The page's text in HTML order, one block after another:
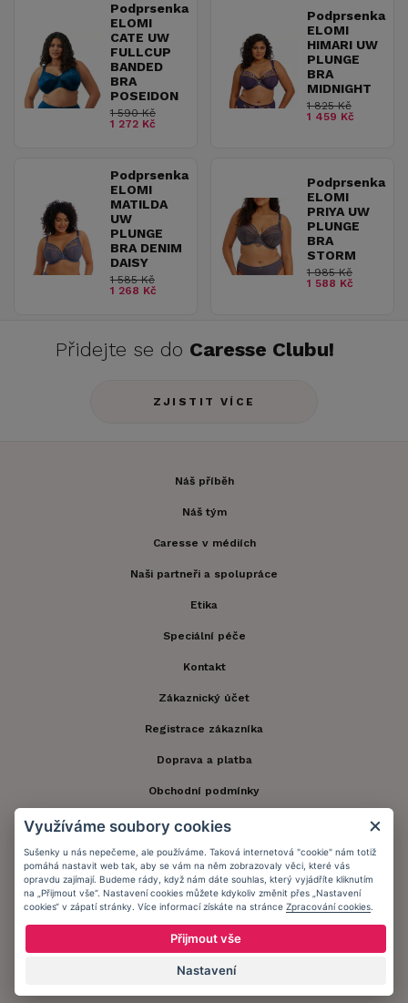
Podprsenka
ELOMI
CATE UW
FULLCUP
BANDED
BRA
POSEIDON
1 590 Kč
1 272 Kč
Podprsenka
ELOMI
HIMARI UW
PLUNGE
BRA
MIDNIGHT
1 825 Kč
1 459 Kč
Podprsenka
ELOMI
MATILDA
UW
PLUNGE
BRA DENIM
DAISY
1 585 Kč
1 268 Kč
Podprsenka
ELOMI
PRIYA UW
PLUNGE
BRA
STORM
1 985 Kč
1 588 Kč
Přidejte se do Caresse Clubu!
ZJISTIT VÍCE
Náš příběh
Náš tým
Caresse v médiích
Naši partneři a spolupráce
Etika
Speciální péče
Kontakt
Zákaznický účet
Registrace zákazníka
Doprava a platba
Obchodní podmínky
Ochrana osobních údajů
Informační memorandum
Zůstaňte s námi v kontaktu.
Využíváme soubory cookies
Sušenky u nás nepečeme, ale používáme. Taková internetová "cookie" nám totiž
pomáhá nastavit web tak, aby se vám na něm zobrazovaly věci, které vás
opravdu zajímají. Budeme rády, když nám dáte souhlas, který vyjádříte kliknutím
na „Přijmout vše“. Nastavení cookies můžete kdykoliv změnit přes „Nastavení
cookies“ v zápatí stránky. Více informací získáte na stránce Zpracování cookies.
Přijmout vše
Nastavení